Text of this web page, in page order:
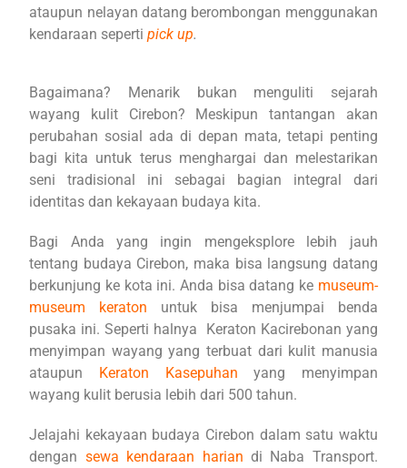
ataupun nelayan datang berombongan menggunakan
kendaraan sepertipick up.
Bagaimana? Menarik bukan menguliti sejarah
wayang kulit Cirebon? Meskipun tantangan akan
perubahan sosial ada di depan mata, tetapi penting
bagi kita untuk terus menghargai dan melestarikan
seni tradisional ini sebagai bagian integral dari
identitas dan kekayaan budaya kita.
Bagi Anda yang ingin mengeksplore lebih jauh
tentang budaya Cirebon, maka bisa langsung datang
berkunjung ke kota ini. Anda bisa datang ke museum-
museum keraton untuk bisa menjumpai benda
pusaka ini. Seperti halnya Keraton Kacirebonan yang
menyimpan wayang yang terbuat dari kulit manusia
ataupun Keraton Kasepuhan yang menyimpan
wayang kulit berusia lebih dari 500 tahun.
Jelajahi kekayaan budaya Cirebon dalam satu waktu
dengan sewa kendaraan harian di Naba Transport.